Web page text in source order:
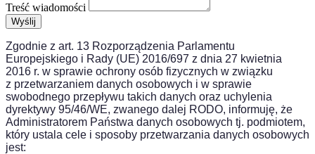
Treść wiadomości
Wyślij
Zgodnie z art. 13 Rozporządzenia Parlamentu
Europejskiego i Rady (UE) 2016/697 z dnia 27 kwietnia
2016 r. w sprawie ochrony osób fizycznych w związku
z przetwarzaniem danych osobowych i w sprawie
swobodnego przepływu takich danych oraz uchylenia
dyrektywy 95/46/WE, zwanego dalej RODO, informuję, że
Administratorem Państwa danych osobowych tj. podmiotem,
który ustala cele i sposoby przetwarzania danych osobowych
jest: